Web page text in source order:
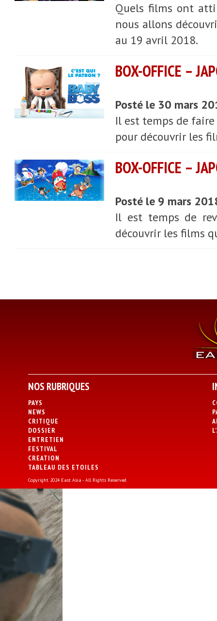
Quels films ont
nous allons
au 19 avril 2018.
BOX-OFFICE –
Posté le 30 mars
Il est temps de
pour découvrir les
BOX-OFFICE –
Posté le 9 mars
Il est temps de
découvrir les films
NOS RUBRIQUES
PAYS
NEWS
CRITIQUE
DOSSIER
ENTRETIEN
FESTIVAL
CREATION
TABLEAU DES ETOILES
Copyright 2024 East Asia - All Rights Reserved